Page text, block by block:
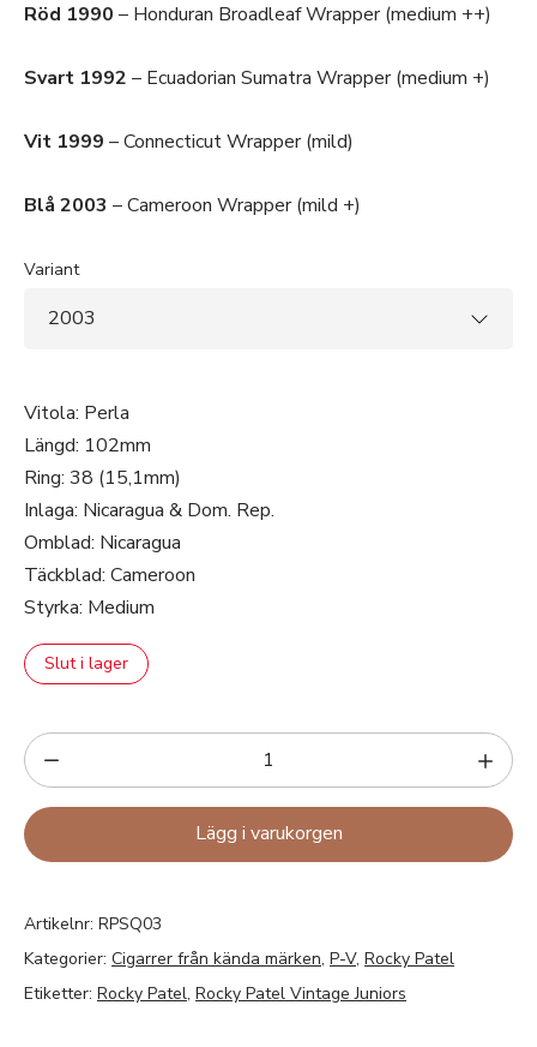
Röd 1990 – Honduran Broadleaf Wrapper (medium ++)
Svart 1992 – Ecuadorian Sumatra Wrapper (medium +)
Vit 1999 – Connecticut Wrapper (mild)
Blå 2003 – Cameroon Wrapper (mild +)
Variant
Vitola: Perla
Längd: 102mm
Ring: 38 (15,1mm)
Inlaga: Nicaragua & Dom. Rep.
Omblad: Nicaragua
Täckblad: Cameroon
Styrka: Medium
Slut i lager
Lägg i varukorgen
Artikelnr: RPSQ03
Kategorier: Cigarrer från kända märken, P-V, Rocky Patel
Etiketter: Rocky Patel, Rocky Patel Vintage Juniors